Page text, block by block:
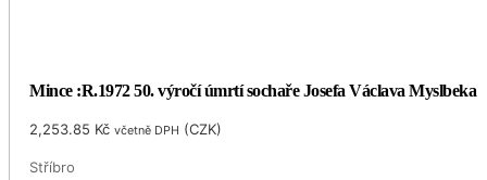
Mince :R.1972 50. výročí úmrtí sochaře Josefa Václava Myslbeka
2,253.85 Kč včetně DPH (CZK)
Stříbro